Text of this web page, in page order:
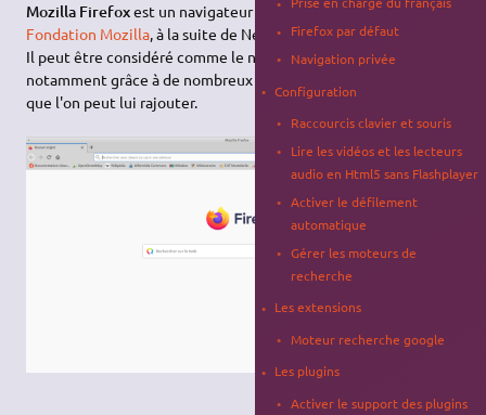
Mozilla Firefoxest un navigateur web libre conçu par la
Fondation Mozilla , à la suite de Netscape.
Il peut être considéré comme le navigateur le plus complet,
notamment grâce à de nombreux modules complémentaires
que l'on peut lui rajouter.
Firefox par défaut
Navigation privée
Configuration
Raccourcis clavier et souris
Lire les vidéos et les lecteurs
audio en Html5 sans Flashplayer
Activer le défilement
automatique
Gérer les moteurs de
recherche
Les extensions
Moteur recherche google
Les plugins
Activer le support des plugins